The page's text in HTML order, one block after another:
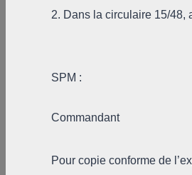
2. Dans la circulaire 15/48,
Le
SPM :
Commandant
Pour copie conforme de